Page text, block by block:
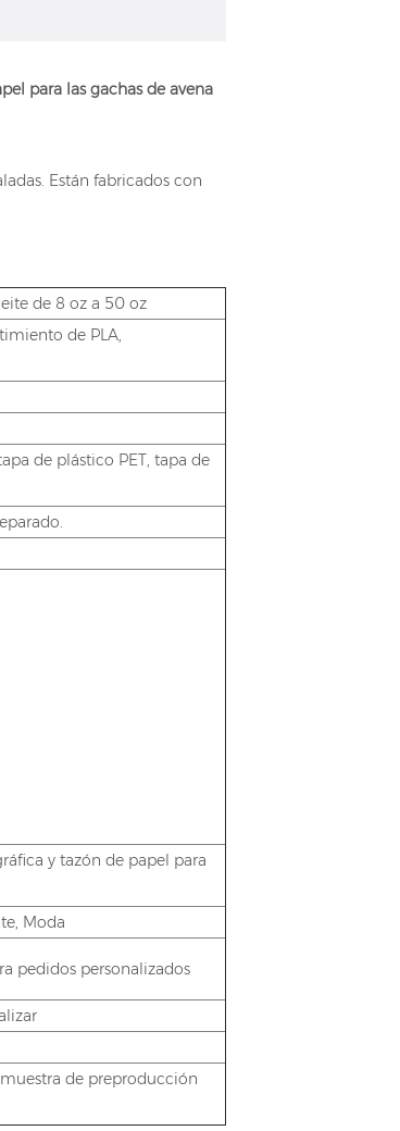
para las gachas de avena
Están fabricados con
de 8 oz a 50 oz
de PLA,
de plástico PET, tapa de
y tazón de papel para
Moda
pedidos personalizados
de preproducción